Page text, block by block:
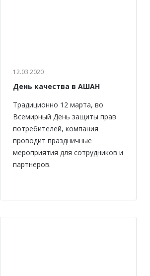
12.03.2020
День качества в АШАН
Традиционно 12 марта, во
Всемирный День защиты прав
потребителей, компания
проводит праздничные
мероприятия для сотрудников и
партнеров.